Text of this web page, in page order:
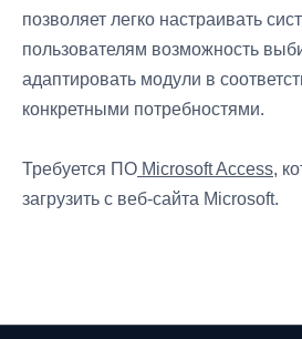
позволяет легко настраивать
пользователям возможность
адаптировать модули в
конкретными потребностями.
Требуется ПО Microsoft Access,
загрузить с веб-сайта Microsoft.